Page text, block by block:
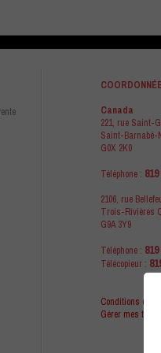
Canada
221, rue Saint-
Saint-Barnabé-
G0X 2K0
Téléphone :
2106, rue
Trois-Rivières
G9A 3Y9
Téléphone :
Télécopieur :
Conditions
Gérer mes